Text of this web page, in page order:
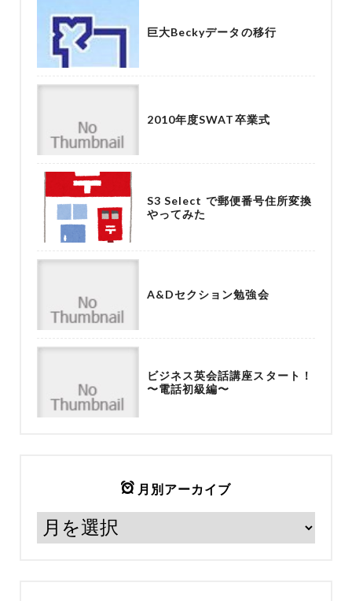
巨大Beckyデータの移行
2010年度SWAT卒業式
S3 Select で郵便番号住所変換
やってみた
A&Dセクション勉強会
ビジネス英会話講座スタート！
〜電話初級編〜
月別アーカイブ